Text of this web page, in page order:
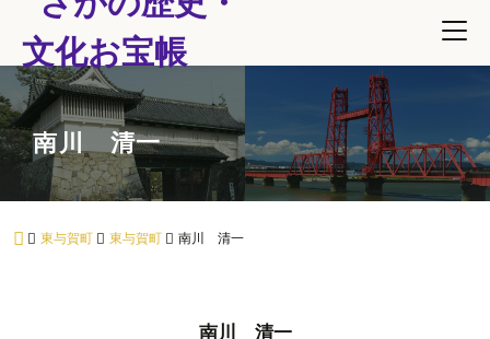
南川 清一
東与賀町 東与賀町 南川 清一
南川 清一